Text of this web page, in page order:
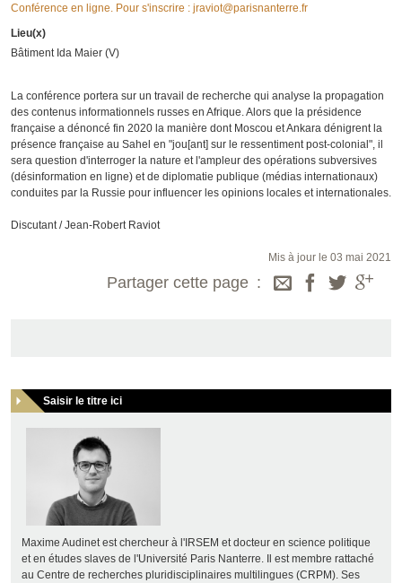
Conférence en ligne. Pour s'inscrire : jraviot@parisnanterre.fr
Lieu(x)
Bâtiment Ida Maier (V)
La conférence portera sur un travail de recherche qui analyse la propagation
des contenus informationnels russes en Afrique. Alors que la présidence
française a dénoncé fin 2020 la manière dont Moscou et Ankara dénigrent la
présence française au Sahel en "jou[ant] sur le ressentiment post-colonial", il
sera question d'interroger la nature et l'ampleur des opérations subversives
(désinformation en ligne) et de diplomatie publique (médias internationaux)
conduites par la Russie pour influencer les opinions locales et internationales.
Discutant / Jean-Robert Raviot
Mis à jour le 03 mai 2021
Partager cette page
Saisir le titre ici
Maxime Audinet est chercheur à l'IRSEM et docteur en science politique
et en études slaves de l'Université Paris Nanterre. Il est membre rattaché
au Centre de recherches pluridisciplinaires multilingues (CRPM). Ses